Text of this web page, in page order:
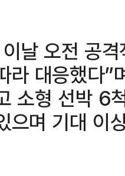
날 오전 공
라 대응했다
소형 선박 6
으며 기대 이